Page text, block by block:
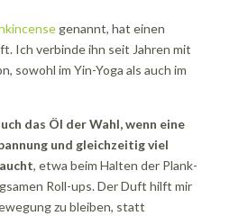
genannt, hat einen
Ich verbinde ihn seit Jahren mit
sowohl im Yin-Yoga als auch im
das Öl der Wahl, wenn eine
und gleichzeitig viel
, etwa beim Halten der Plank-
Roll-ups. Der Duft hilft mir
zu bleiben, statt